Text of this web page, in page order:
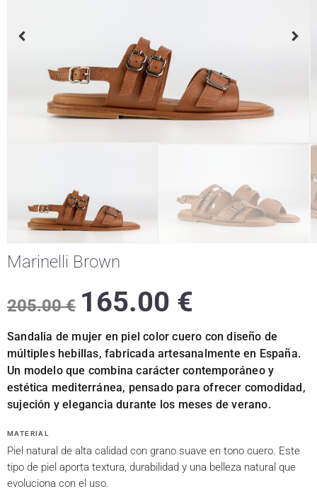
Marinelli Brown
205.00€ 165.00 €
Sandalia de mujer en piel color cuero con diseño de
múltiples hebillas, fabricada artesanalmente en España.
Un modelo que combina carácter contemporáneo y
estética mediterránea, pensado para ofrecer comodidad,
sujeción y elegancia durante los meses de verano.
MATERIAL
Piel natural de alta calidad con grano suave en tono cuero. Este
tipo de piel aporta textura, durabilidad y una belleza natural que
evoluciona con el uso.